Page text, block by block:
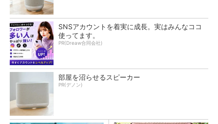
SNSアカウントを着実に成長。実はみんなココ
使ってます。
PR(Dreaw合同会社)
部屋を沼らせるスピーカー
PR(デノン)